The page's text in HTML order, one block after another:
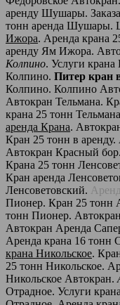
аренду Шушары.
тонн аренда Шушары.
Ижора. Аренда крана
аренду Ям Ижора.
Колпино. Услуги
Колпино. Питер кран
Колпино. Колпино
Автокран Тельмана.
крана 25 тонн
аренда Крана.
Кран 25 тонн в
Автокран Красный бор.
Крана 25 тонн
Кран аренда
Ленсоветовский.
Пионер. Кран 25 тонн
тонн Пионер.
Автокран Аренда
Аренда крана 16 тонн
крана Никольское.
25 тонн Никольское.
Никольское Автокран.
Отрадное. Услуги